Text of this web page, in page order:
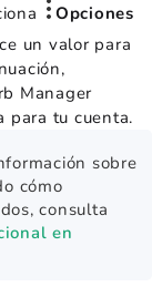
Opciones
un valor para
Manager
para tu cuenta.
sobre
cómo
consulta
en